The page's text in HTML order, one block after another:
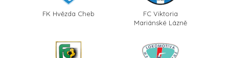
FK Hvězda Cheb
FC Viktoria
Mariánské Lázně